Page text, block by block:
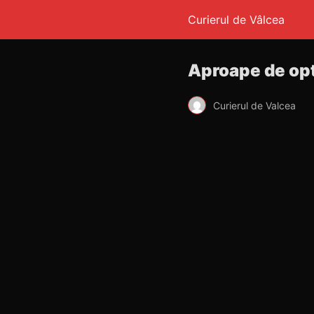
Curierul de Vâlcea
Aproape de
Curierul de Valcea